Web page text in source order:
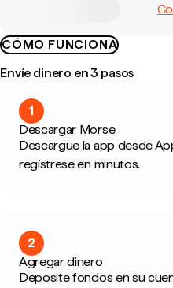
CÓMO FUNCIONA
Envíe dinero en 3 pasos
1
Descargar Morse
Descargue la app desde
regístrese en minutos.
2
Agregar dinero
Deposite fondos en su